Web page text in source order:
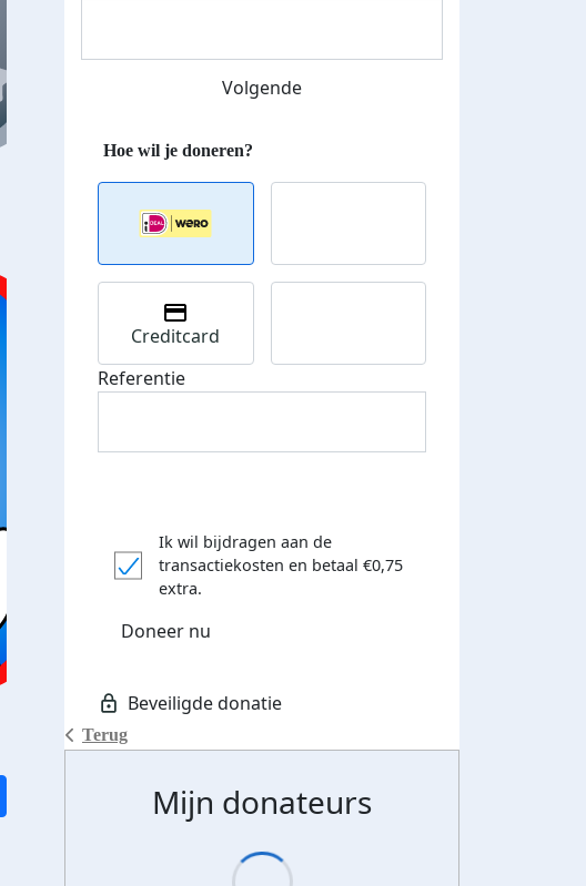
Streefbedrag verhoogd
Donateurs bedankt
Volgende
Terug
Creditcard
Referentie
Ik wil bijdragen aan de
transactiekosten en betaal €0,75
extra.
Doneer nu
Mijn donateurs